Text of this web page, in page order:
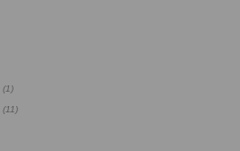
(1)
(11)